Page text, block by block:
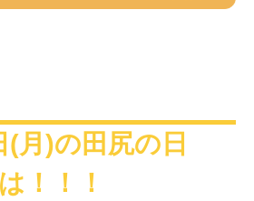
(月)の田尻の日
は！！！